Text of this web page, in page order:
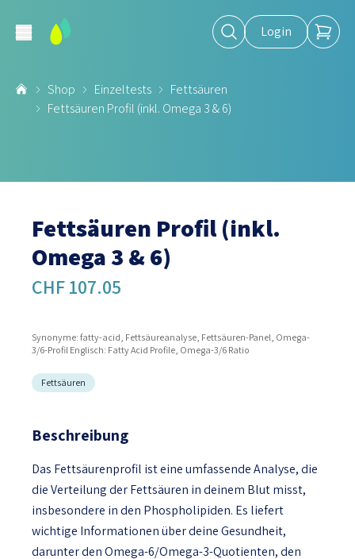
Login
Shop Einzeltests
Fettsäuren
Fettsäuren Profil (inkl. Omega 3 & 6)
Fettsäuren Profil (inkl.
Omega 3 & 6)
CHF 107.05
Synonyme: fatty-acid, Fettsäureanalyse, Fettsäuren-Panel, Omega-
3/6-Profil Englisch: Fatty Acid Profile, Omega-3/6 Ratio
Fettsäuren
Beschreibung
Das Fettsäurenprofil ist eine umfassende Analyse, die
die Verteilung der Fettsäuren in deinem Blut misst,
insbesondere in den Phospholipiden. Es liefert
wichtige Informationen über deine Gesundheit,
darunter den Omega-6/Omega-3-Quotienten, den